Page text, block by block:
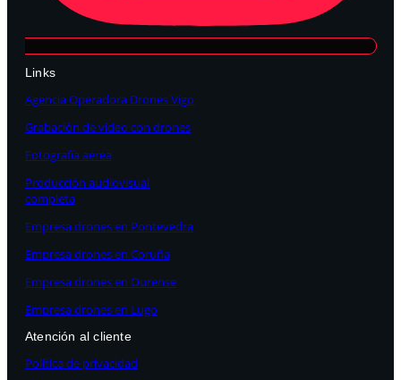
Links
Agencia Operadora Drones Vigo
Grabación de vídeo con drones
Fotografía aérea
Producción audiovisual
completa
Empresa drones en Pontevedra
Empresa drones en Coruña
Empresa drones en Ourense
Empresa drones en Lugo
Atención al cliente
Política de privacidad